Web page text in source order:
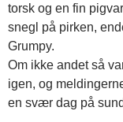
torsk og en fin
snegl på pirken,
Grumpy.
Om ikke andet så
igen, og
en svær dag på